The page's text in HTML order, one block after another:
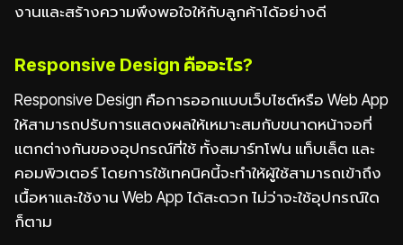
งานและสร้างความพึงพอใจให้กับลูกค้าได้อย่างดี
Responsive Design คืออะไร?
Responsive Design คือการออกแบบเว็บไซต์หรือ Web App
ให้สามารถปรับการแสดงผลให้เหมาะสมกับขนาดหน้าจอที่
แตกต่างกันของอุปกรณ์ที่ใช้ ทั้งสมาร์ทโฟน แท็บเล็ต และ
คอมพิวเตอร์ โดยการใช้เทคนิคนี้จะทำให้ผู้ใช้สามารถเข้าถึง
เนื้อหาและใช้งาน Web App ได้สะดวก ไม่ว่าจะใช้อุปกรณ์ใด
ก็ตาม